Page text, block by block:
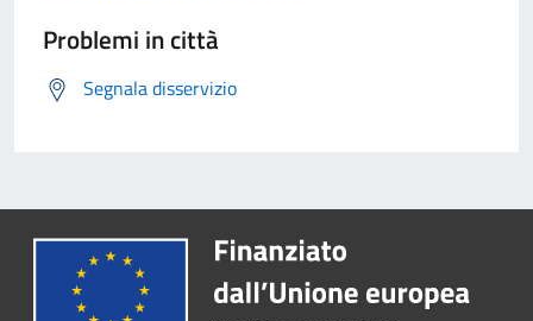
Problemi in città
Segnala disservizio